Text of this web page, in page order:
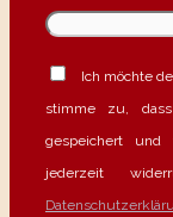
Ich möchte
stimme zu,
gespeichert und
jederzeit